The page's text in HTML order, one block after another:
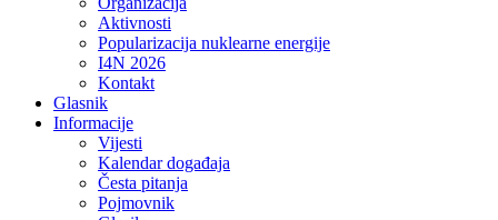
Aktivnosti
Popularizacija nuklearne energije
I4N 2026
Kontakt
Glasnik
Informacije
Vijesti
Kalendar događaja
Česta pitanja
Pojmovnik